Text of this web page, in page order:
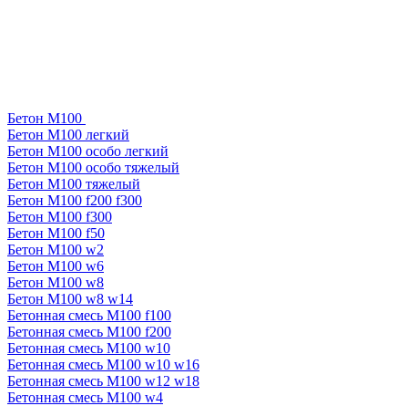
Бетон М100
Бетон М100 легкий
Бетон М100 особо легкий
Бетон М100 особо тяжелый
Бетон М100 тяжелый
Бетон М100 f200 f300
Бетон М100 f300
Бетон М100 f50
Бетон М100 w2
Бетон М100 w6
Бетон М100 w8
Бетон М100 w8 w14
Бетонная смесь М100 f100
Бетонная смесь М100 f200
Бетонная смесь М100 w10
Бетонная смесь М100 w10 w16
Бетонная смесь М100 w12 w18
Бетонная смесь М100 w4